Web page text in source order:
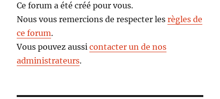
Ce forum a été créé pour vous.
Nous vous remercions de respecter lesrègles de
ce forum.
Vous pouvez aussicontacter un de nos
administrateurs.